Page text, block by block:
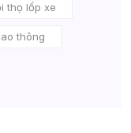
thọ lốp xe
thông